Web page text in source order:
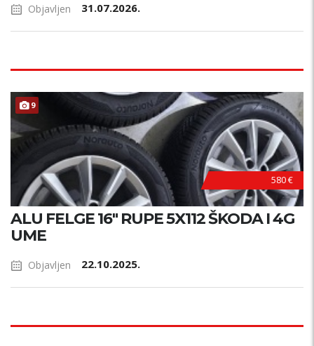
Objavljen 31.07.2026.
9
580 €
ALU FELGE 16" RUPE 5X112 ŠKODA I 4G
UME
Objavljen 22.10.2025.